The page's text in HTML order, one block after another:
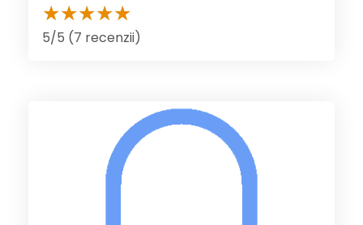
5/5 (7 recenzii)